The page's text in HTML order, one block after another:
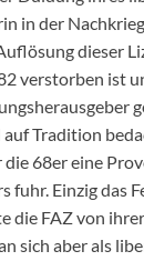
in der
dieser
verstorben ist
Tradition
68er eine
fuhr. Einzig das
die FAZ von
sich aber als